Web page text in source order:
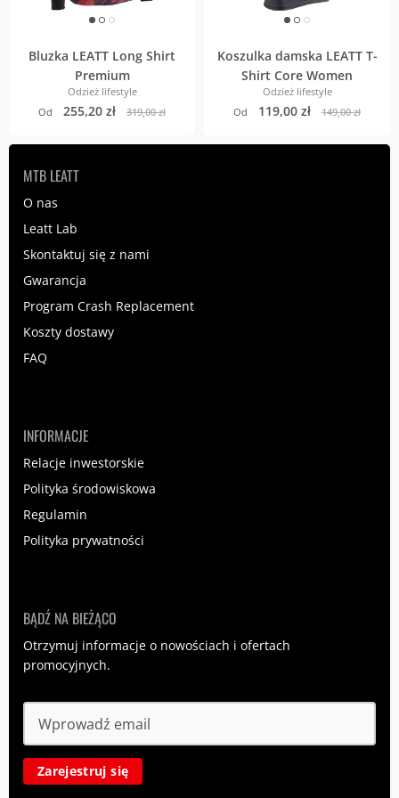
Bluzka LEATT Long Shirt
Premium
Odzież lifestyle
Od
255,20 zł 319,00 zł
Koszulka damska LEATT T-
Shirt Core Women
Odzież lifestyle
Od
119,00 zł 149,00 zł
MTB LEATT
O nas
Leatt Lab
Skontaktuj się z nami
Gwarancja
Program Crash Replacement
Koszty dostawy
FAQ
INFORMACJE
Relacje inwestorskie
Polityka środowiskowa
Regulamin
Polityka prywatności
BĄDŹ NA BIEŻĄCO
Otrzymuj informacje o nowościach i ofertach
promocyjnych.
Zarejestruj się